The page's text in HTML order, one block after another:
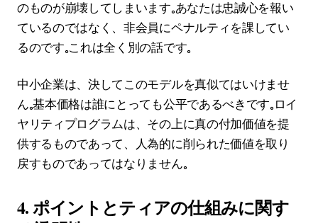
のものが崩壊してしまいます。あなたは忠誠心を報い
ているのではなく、非会員にペナルティを課してい
るのです。これは全く別の話です。
中小企業は、決してこのモデルを真似てはいけませ
ん。基本価格は誰にとっても公平であるべきです。ロイ
ヤリティプログラムは、その上に真の付加価値を提
供するものであって、人為的に削られた価値を取り
戻すものであってはなりません。
4. ポイントとティアの仕組みに関す